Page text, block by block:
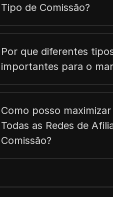
Tipo de Comissão?
Por que diferentes
importantes para o
Como posso
Todas as Redes de
Comissão?